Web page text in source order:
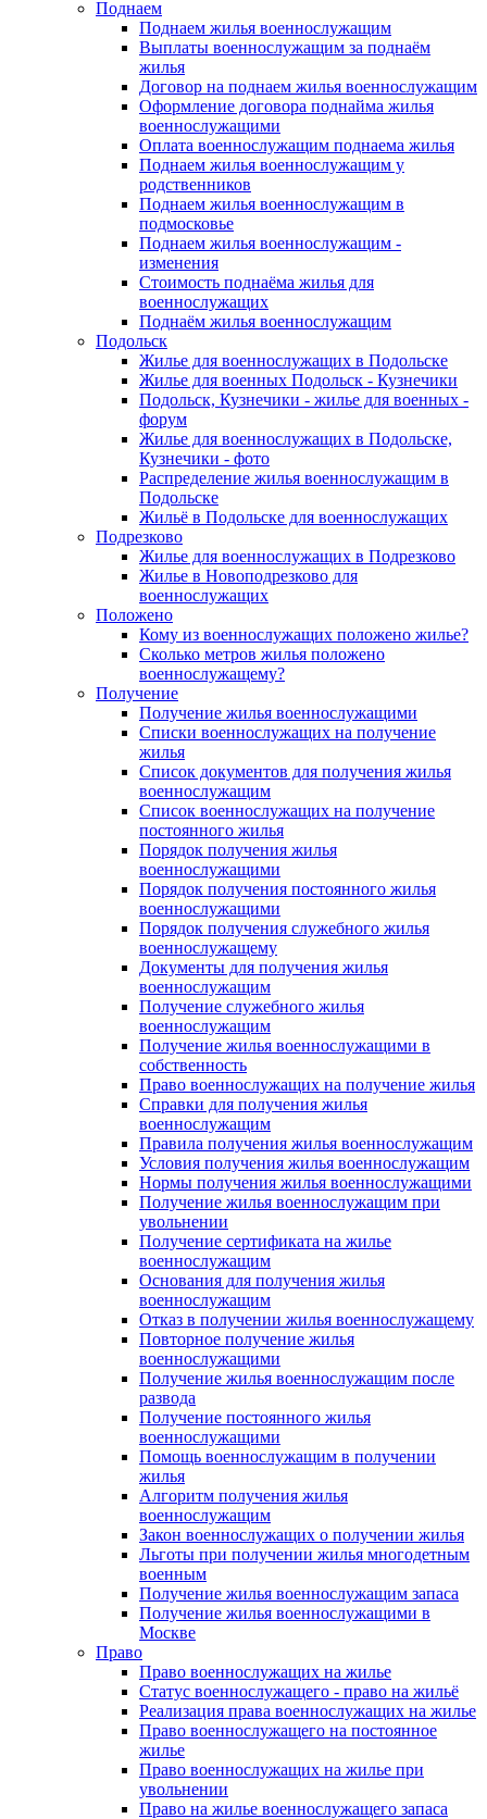
Поднаем
Поднаем жилья военнослужащим
Выплаты военнослужащим за поднаём
жилья
Договор на поднаем жилья военнослужащим
Оформление договора поднайма жилья
военнослужащими
Оплата военнослужащим поднаема жилья
Поднаем жилья военнослужащим у
родственников
Поднаем жилья военнослужащим в
подмосковье
Поднаем жилья военнослужащим -
изменения
Стоимость поднаёма жилья для
военнослужащих
Поднаём жилья военнослужащим
Подольск
Жилье для военнослужащих в Подольске
Жилье для военных Подольск - Кузнечики
Подольск, Кузнечики - жилье для военных -
форум
Жилье для военнослужащих в Подольске,
Кузнечики - фото
Распределение жилья военнослужащим в
Подольске
Жильё в Подольске для военнослужащих
Подрезково
Жилье для военнослужащих в Подрезково
Жилье в Новоподрезково для
военнослужащих
Положено
Кому из военнослужащих положено жилье?
Сколько метров жилья положено
военнослужащему?
Получение
Получение жилья военнослужащими
Списки военнослужащих на получение
жилья
Список документов для получения жилья
военнослужащим
Список военнослужащих на получение
постоянного жилья
Порядок получения жилья
военнослужащими
Порядок получения постоянного жилья
военнослужащими
Порядок получения служебного жилья
военнослужащему
Документы для получения жилья
военнослужащим
Получение служебного жилья
военнослужащим
Получение жилья военнослужащими в
собственность
Право военнослужащих на получение жилья
Справки для получения жилья
военнослужащим
Правила получения жилья военнослужащим
Условия получения жилья военнослужащим
Нормы получения жилья военнослужащими
Получение жилья военнослужащим при
увольнении
Получение сертификата на жилье
военнослужащим
Основания для получения жилья
военнослужащим
Отказ в получении жилья военнослужащему
Повторное получение жилья
военнослужащими
Получение жилья военнослужащим после
развода
Получение постоянного жилья
военнослужащими
Помощь военнослужащим в получении
жилья
Алгоритм получения жилья
военнослужащим
Закон военнослужащих о получении жилья
Льготы при получении жилья многодетным
военным
Получение жилья военнослужащим запаса
Получение жилья военнослужащими в
Москве
Право
Право военнослужащих на жилье
Статус военнослужащего - право на жильё
Реализация права военнослужащих на жилье
Право военнослужащего на постоянное
жилье
Право военнослужащих на жилье при
увольнении
Право на жилье военнослужащего запаса